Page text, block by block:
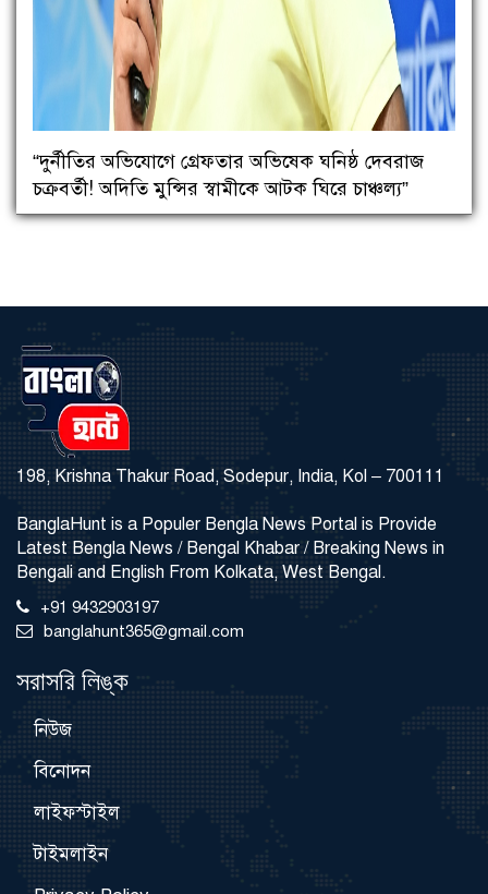
“দুর্নীতির অভিযোগে গ্রেফতার অভিষেক ঘনিষ্ঠ দেবরাজ
চক্রবর্তী! অদিতি মুন্সির স্বামীকে আটক ঘিরে চাঞ্চল্য”
198, Krishna Thakur Road, Sodepur, India, Kol – 700111
BanglaHunt is a Populer Bengla News Portal is Provide
Latest Bengla News / Bengal Khabar / Breaking News in
Bengali and English From Kolkata, West Bengal.
+91 9432903197
banglahunt365@gmail.com
সরাসরি লিঙ্ক
নিউজ
বিনোদন
লাইফস্টাইল
টাইমলাইন